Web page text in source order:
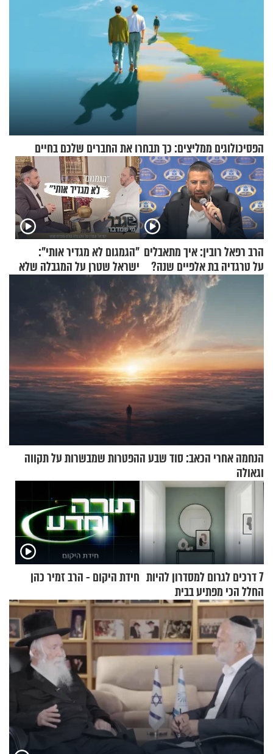
הפסיכולוגים ממליצים: כך תבחרו את החברים שלכם בחיים
הרב רפאל רובין: איך מתאבלים
על טרגדיה בת אלפיים שנה?
"הגמגום לא מגדיר אותי":
ישראל שטרן על המגבלה שלא
עוצרת אותו
הנחמה אחרי הכאב: סוד שבע ההפטרות שמבשרות על תקווה
וגאולה
7 דרכים לגרום למסדרון להיות
החלל הכי מפתיע בבית
חידת היקום - הרב זמיר כהן